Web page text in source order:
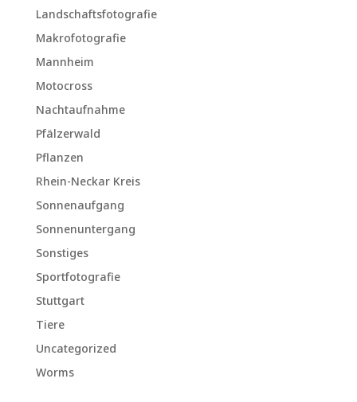
Landschaftsfotografie
Makrofotografie
Mannheim
Motocross
Nachtaufnahme
Pfälzerwald
Pflanzen
Rhein-Neckar Kreis
Sonnenaufgang
Sonnenuntergang
Sonstiges
Sportfotografie
Stuttgart
Tiere
Uncategorized
Worms